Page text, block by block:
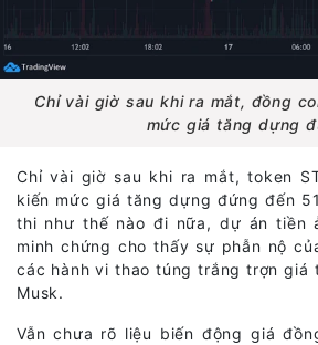
Chỉ vài giờ sau khi ra mắt, đồng
mức giá tăng dựng
Chỉ vài giờ sau khi ra mắt, token
kiến mức giá tăng dựng đứng đến
thi như thế nào đi nữa, dự án tiền
minh chứng cho thấy sự phẫn nộ
các hành vi thao túng trắng trợn giá
Musk.
Vẫn chưa rõ liệu biến động giá